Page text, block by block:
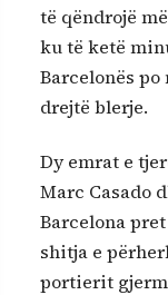
të qëndrojë
ku të ketë
Barcelonës
drejtë blerje.
Dy emrat e
Marc Casado
Barcelona
shitja e
portierit